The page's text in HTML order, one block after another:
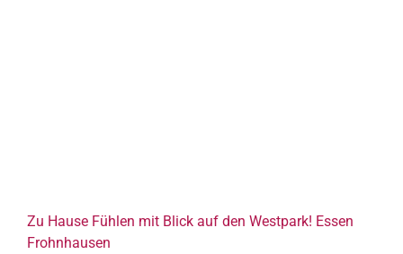
Zu Hause Fühlen mit Blick auf den Westpark! Essen
Frohnhausen